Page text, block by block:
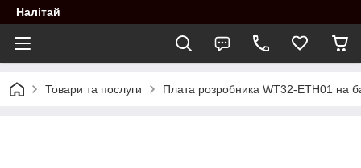
Налітай
Товари та послуги Плата розробника WT32-ETH01 на